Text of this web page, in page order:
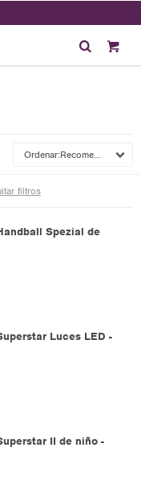
Recomendados
filtros
Spezial de
Luces LED -
II de niño -